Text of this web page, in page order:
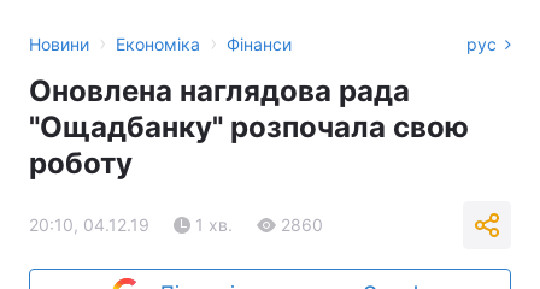
Новини › Економіка › Фінанси рус
Оновлена наглядова рада
"Ощадбанку" розпочала свою
роботу
20:10, 04.12.19 1 хв. 2860